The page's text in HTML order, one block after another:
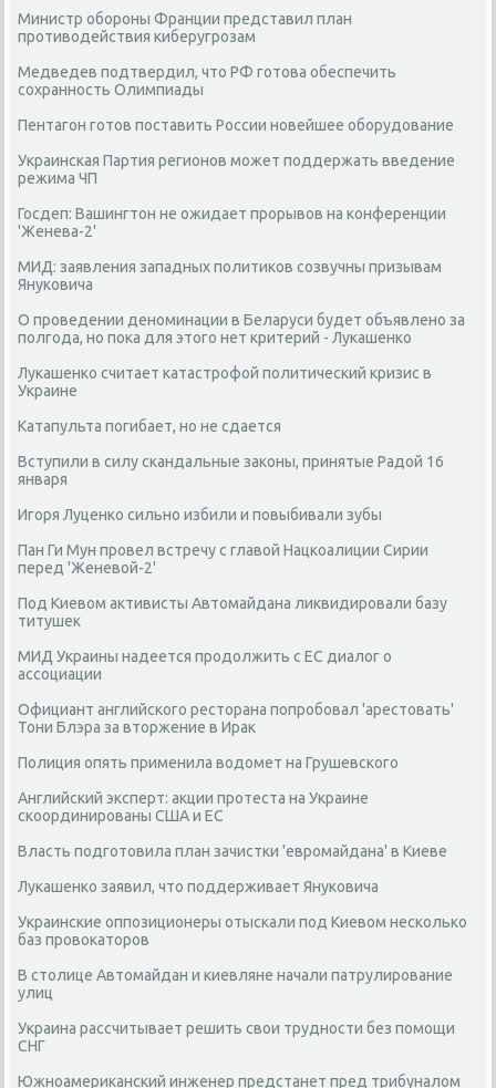
Министр обороны Франции представил план
противодействия киберугрозам
Медведев подтвердил, что РФ готова обеспечить
сохранность Олимпиады
Пентагон готов поставить России новейшее оборудование
Украинская Партия регионов может поддержать введение
режима ЧП
Госдеп: Вашингтон не ожидает прорывов на конференции
'Женева-2'
МИД: заявления западных политиков созвучны призывам
Януковича
О проведении деноминации в Беларуси будет объявлено за
полгода, но пока для этого нет критерий - Лукашенко
Лукашенко считает катастрофой политический кризис в
Украине
Катапульта погибает, но не сдается
Вступили в силу скандальные законы, принятые Радой 16
января
Игоря Луценко сильно избили и повыбивали зубы
Пан Ги Мун провел встречу с главой Нацкоалиции Сирии
перед 'Женевой-2'
Под Киевом активисты Автомайдана ликвидировали базу
титушек
МИД Украины надеется продолжить с ЕС диалог о
ассоциации
Официант английского ресторана попробовал 'арестовать'
Тони Блэра за вторжение в Ирак
Полиция опять применила водомет на Грушевского
Английский эксперт: акции протеста на Украине
скоординированы США и ЕС
Власть подготовила план зачистки 'евромайдана' в Киеве
Лукашенко заявил, что поддерживает Януковича
Украинские оппозиционеры отыскали под Киевом несколько
баз провокаторов
В столице Автомайдан и киевляне начали патрулирование
улиц
Украина рассчитывает решить свои трудности без помощи
СНГ
Южноамериканский инженер предстанет пред трибуналом